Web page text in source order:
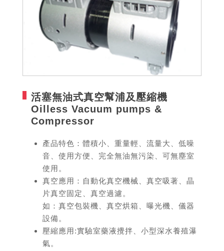
活塞無油式真空幫浦及壓縮機
Oilless Vacuum pumps &
Compressor
產品特色：體積小、重量輕、流量大、低噪
音、使用方便、完全無油無污染、可無塵室
使用。
真空應用：自動化真空機械、真空吸著、晶
片真空固定、真空過濾。
如：真空包裝機、真空烘箱、曝光機、儀器
設備。
壓縮應用:實驗室藥液攪拌、小型深水養殖瀑
氣。